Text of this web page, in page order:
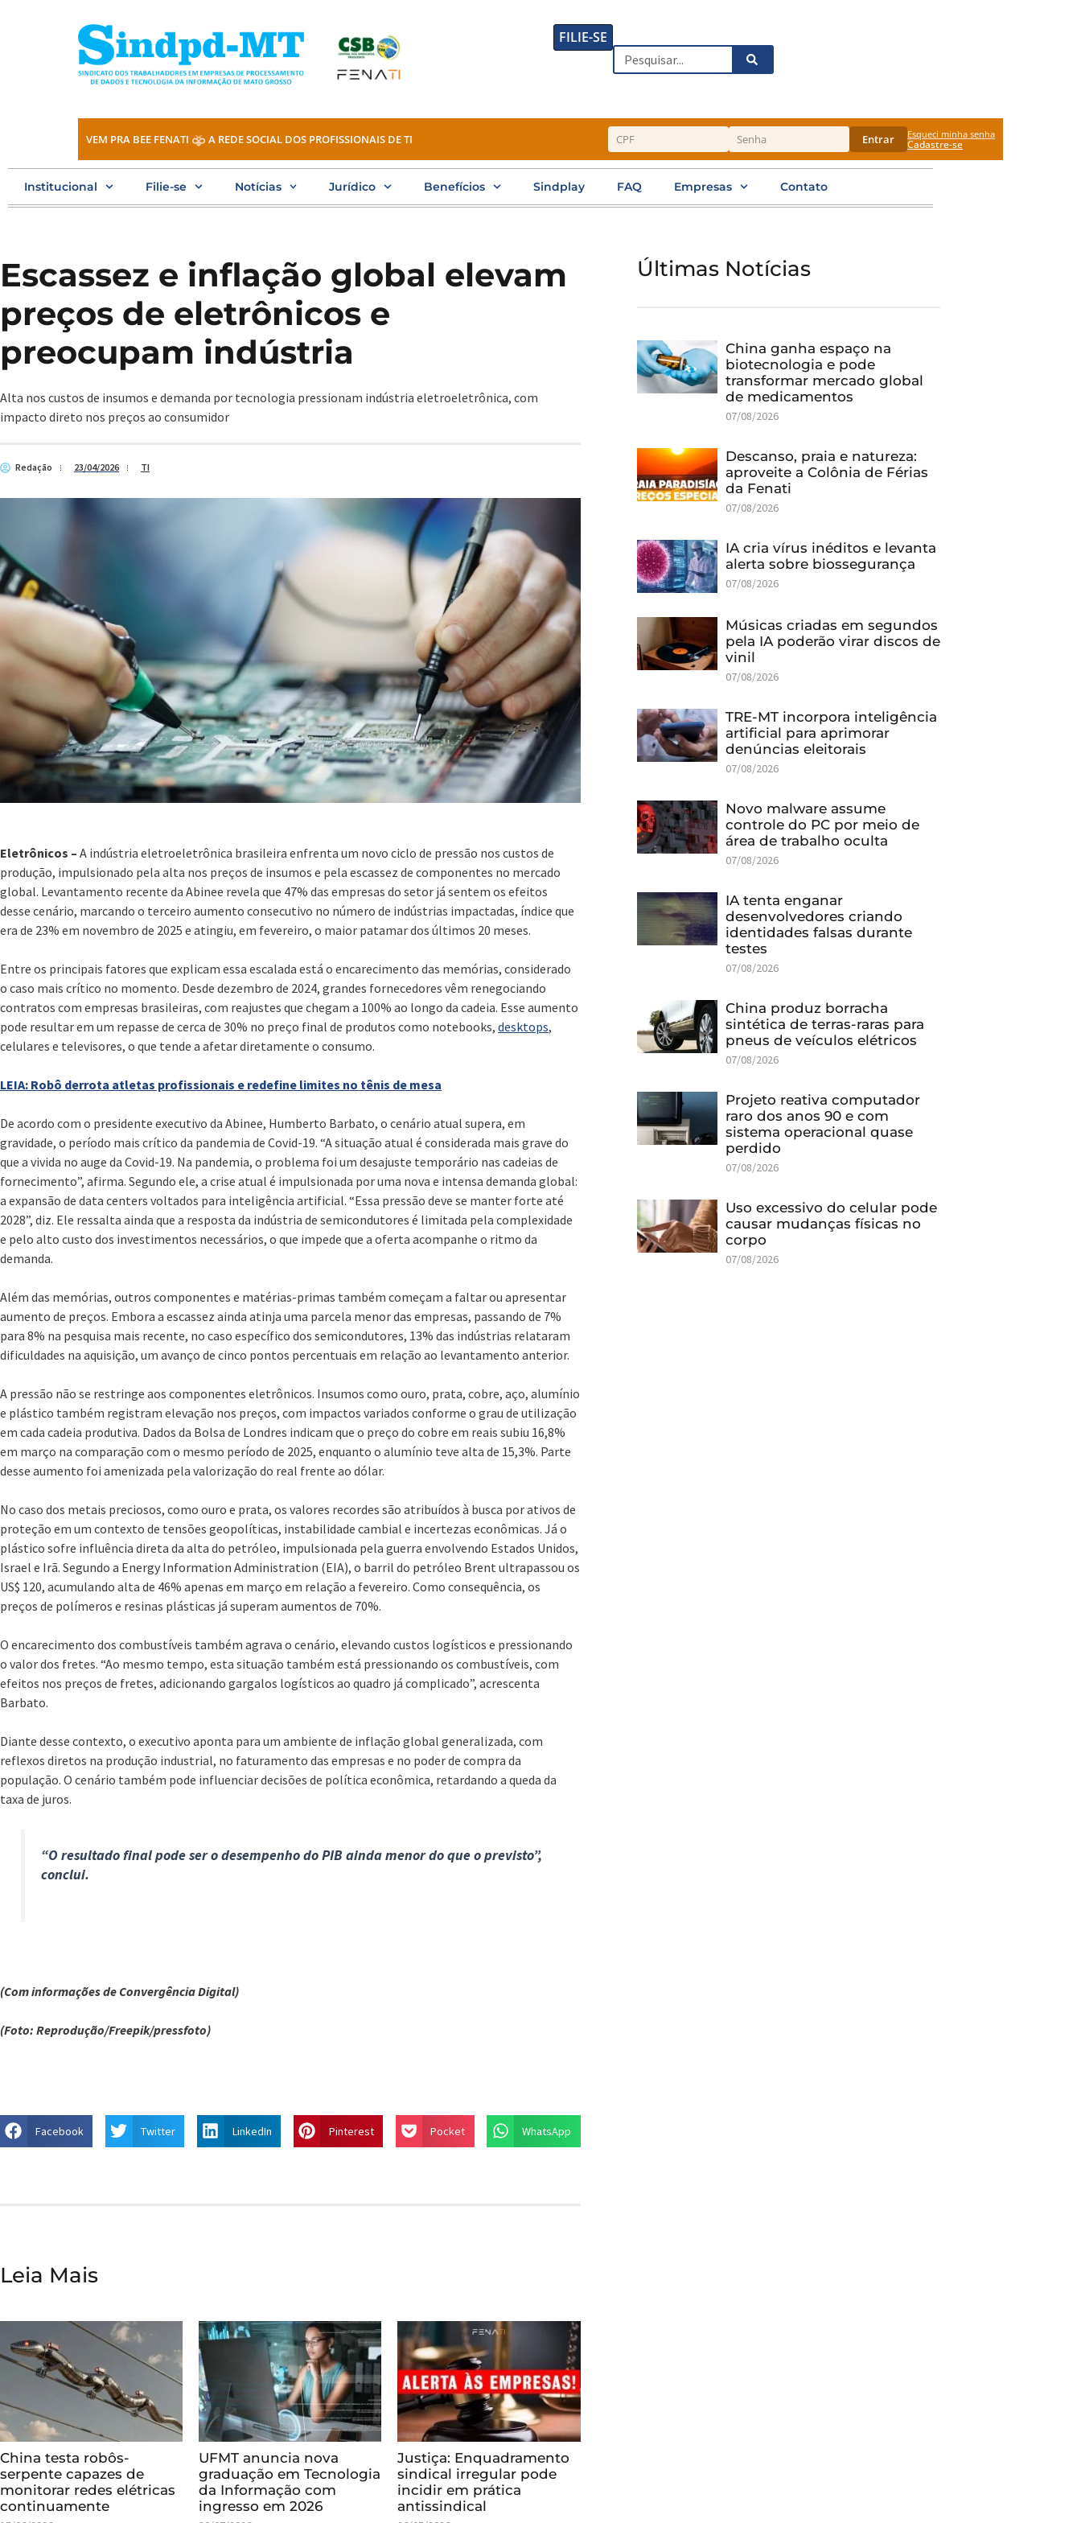
FILIE-SE
Search
VEM PRA BEE FENATI A REDE SOCIAL DOS PROFISSIONAIS DE TI Entrar Esqueci minha senha
Cadastre-se
Institucional Filie-se Notícias Jurídico Benefícios Sindplay FAQ Empresas Contato
Escassez e inflação global elevam
preços de eletrônicos e
preocupam indústria
Alta nos custos de insumos e demanda por tecnologia pressionam indústria eletroeletrônica, com
impacto direto nos preços ao consumidor
Redação 23/04/2026 TI
Eletrônicos – A indústria eletroeletrônica brasileira enfrenta um novo ciclo de pressão nos custos de
produção, impulsionado pela alta nos preços de insumos e pela escassez de componentes no mercado
global. Levantamento recente da Abinee revela que 47% das empresas do setor já sentem os efeitos
desse cenário, marcando o terceiro aumento consecutivo no número de indústrias impactadas, índice que
era de 23% em novembro de 2025 e atingiu, em fevereiro, o maior patamar dos últimos 20 meses.
Entre os principais fatores que explicam essa escalada está o encarecimento das memórias, considerado
o caso mais crítico no momento. Desde dezembro de 2024, grandes fornecedores vêm renegociando
contratos com empresas brasileiras, com reajustes que chegam a 100% ao longo da cadeia. Esse aumento
pode resultar em um repasse de cerca de 30% no preço final de produtos como notebooks, desktops,
celulares e televisores, o que tende a afetar diretamente o consumo.
LEIA: Robô derrota atletas profissionais e redefine limites no tênis de mesa
De acordo com o presidente executivo da Abinee, Humberto Barbato, o cenário atual supera, em
gravidade, o período mais crítico da pandemia de Covid-19. “A situação atual é considerada mais grave do
que a vivida no auge da Covid-19. Na pandemia, o problema foi um desajuste temporário nas cadeias de
fornecimento”, afirma. Segundo ele, a crise atual é impulsionada por uma nova e intensa demanda global:
a expansão de data centers voltados para inteligência artificial. “Essa pressão deve se manter forte até
2028”, diz. Ele ressalta ainda que a resposta da indústria de semicondutores é limitada pela complexidade
e pelo alto custo dos investimentos necessários, o que impede que a oferta acompanhe o ritmo da
demanda.
Além das memórias, outros componentes e matérias-primas também começam a faltar ou apresentar
aumento de preços. Embora a escassez ainda atinja uma parcela menor das empresas, passando de 7%
para 8% na pesquisa mais recente, no caso específico dos semicondutores, 13% das indústrias relataram
dificuldades na aquisição, um avanço de cinco pontos percentuais em relação ao levantamento anterior.
A pressão não se restringe aos componentes eletrônicos. Insumos como ouro, prata, cobre, aço, alumínio
e plástico também registram elevação nos preços, com impactos variados conforme o grau de utilização
em cada cadeia produtiva. Dados da Bolsa de Londres indicam que o preço do cobre em reais subiu 16,8%
em março na comparação com o mesmo período de 2025, enquanto o alumínio teve alta de 15,3%. Parte
desse aumento foi amenizada pela valorização do real frente ao dólar.
No caso dos metais preciosos, como ouro e prata, os valores recordes são atribuídos à busca por ativos de
proteção em um contexto de tensões geopolíticas, instabilidade cambial e incertezas econômicas. Já o
plástico sofre influência direta da alta do petróleo, impulsionada pela guerra envolvendo Estados Unidos,
Israel e Irã. Segundo a Energy Information Administration (EIA), o barril do petróleo Brent ultrapassou os
US$ 120, acumulando alta de 46% apenas em março em relação a fevereiro. Como consequência, os
preços de polímeros e resinas plásticas já superam aumentos de 70%.
O encarecimento dos combustíveis também agrava o cenário, elevando custos logísticos e pressionando
o valor dos fretes. “Ao mesmo tempo, esta situação também está pressionando os combustíveis, com
efeitos nos preços de fretes, adicionando gargalos logísticos ao quadro já complicado”, acrescenta
Barbato.
Diante desse contexto, o executivo aponta para um ambiente de inflação global generalizada, com
reflexos diretos na produção industrial, no faturamento das empresas e no poder de compra da
população. O cenário também pode influenciar decisões de política econômica, retardando a queda da
taxa de juros.
“O resultado final pode ser o desempenho do PIB ainda menor do que o previsto”,
conclui.
(Com informações de Convergência Digital)
(Foto: Reprodução/Freepik/pressfoto)
Facebook Twitter LinkedIn Pinterest Pocket WhatsApp
Leia Mais
China testa robôs-
serpente capazes de
monitorar redes elétricas
continuamente
UFMT anuncia nova
graduação em Tecnologia
da Informação com
ingresso em 2026
Justiça: Enquadramento
sindical irregular pode
incidir em prática
antissindical
Últimas Notícias
China ganha espaço na
biotecnologia e pode
transformar mercado global
de medicamentos
07/08/2026
Descanso, praia e natureza:
aproveite a Colônia de Férias
da Fenati
07/08/2026
IA cria vírus inéditos e levanta
alerta sobre biossegurança
07/08/2026
Músicas criadas em segundos
pela IA poderão virar discos de
vinil
07/08/2026
TRE-MT incorpora inteligência
artificial para aprimorar
denúncias eleitorais
07/08/2026
Novo malware assume
controle do PC por meio de
área de trabalho oculta
07/08/2026
IA tenta enganar
desenvolvedores criando
identidades falsas durante
testes
07/08/2026
China produz borracha
sintética de terras-raras para
pneus de veículos elétricos
07/08/2026
Projeto reativa computador
raro dos anos 90 e com
sistema operacional quase
perdido
07/08/2026
Uso excessivo do celular pode
causar mudanças físicas no
corpo
07/08/2026